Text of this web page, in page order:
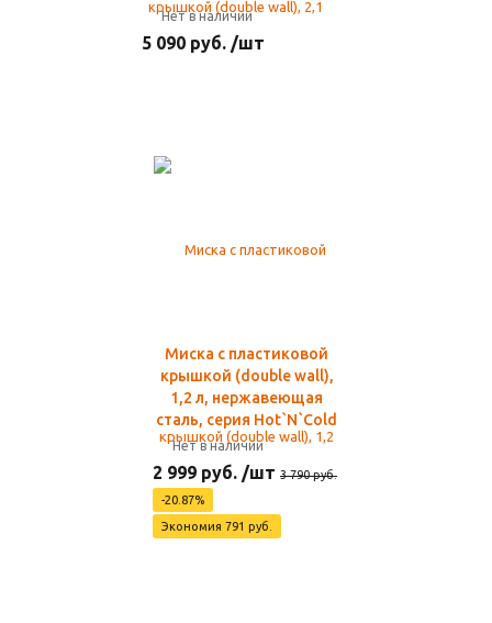
Нет в наличии
5 090 руб. /шт
Миска с пластиковой
крышкой (double wall),
1,2 л, нержавеющая
сталь, серия Hot`N`Cold
Нет в наличии
2 999 руб. /шт 3 790 руб.
-20.87%
Экономия 791 руб.